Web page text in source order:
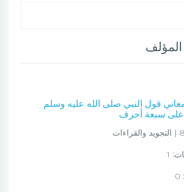
قول النبي صلى الله عليه وسلم
على سبعة أحرف